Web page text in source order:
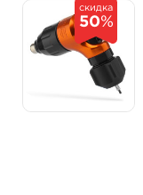
скидка
50%